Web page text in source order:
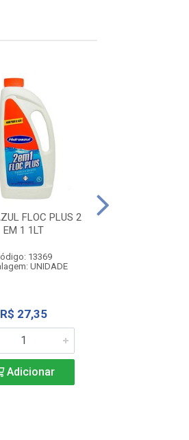
FLOC PLUS 2
EM 1 1LT
13369
UNIDADE
R$ 27,35
Adicionar
HIDROAZUL